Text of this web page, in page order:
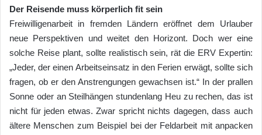
Der Reisende muss körperlich fit sein
Freiwilligenarbeit in fremden Ländern eröffnet dem Urlauber
neue Perspektiven und weitet den Horizont. Doch wer eine
solche Reise plant, sollte realistisch sein, rät die ERV Expertin:
„Jeder, der einen Arbeitseinsatz in den Ferien erwägt, sollte sich
fragen, ob er den Anstrengungen gewachsen ist.“ In der prallen
Sonne oder an Steilhängen stundenlang Heu zu rechen, das ist
nicht für jeden etwas. Zwar spricht nichts dagegen, dass auch
ältere Menschen zum Beispiel bei der Feldarbeit mit anpacken